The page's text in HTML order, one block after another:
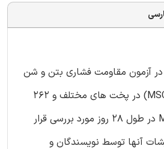
186 گروه در آزمون مقاومت فشاری بتن و شن
و ماسه های تولیدی (MSC) در پخت های مختلف و 262
گروه در آزمون قدر MCS در طول 28 روز مورد بررسی قرار
آنها توسط نویسندگان و